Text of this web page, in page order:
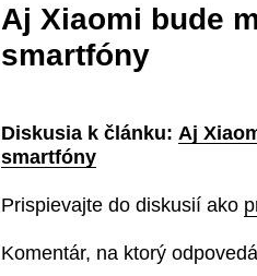
Aj Xiaomi bude
smartfóny
Diskusia k článku: Aj
smartfóny
Prispievajte do diskusií ako
Komentár, na ktorý